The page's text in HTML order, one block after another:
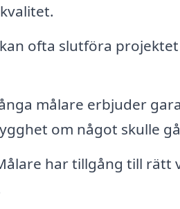
ofta slutföra
målare erbjuder
om något skulle
har tillgång till rätt